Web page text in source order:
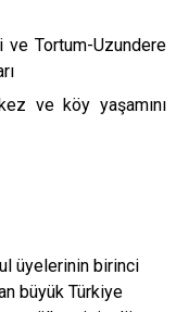
Tortum-Uzundere
ve köy yaşamını
üyelerinin birinci
büyük Türkiye